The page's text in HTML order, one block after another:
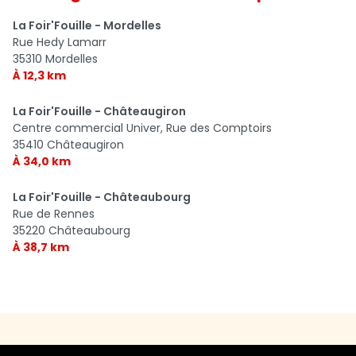
La Foir'Fouille - Mordelles
Rue Hedy Lamarr
35310 Mordelles
À 12,3 km
La Foir'Fouille - Châteaugiron
Centre commercial Univer, Rue des Comptoirs
35410 Châteaugiron
À 34,0 km
La Foir'Fouille - Châteaubourg
Rue de Rennes
35220 Châteaubourg
À 38,7 km